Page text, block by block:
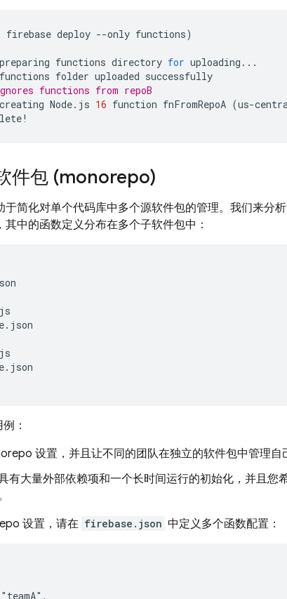
firebase deploy --only functions)
preparing functions directory for uploading ...
functions folder uploaded successfully
functions from repoB
creating Node. js 16 function fnFromRepoA (us-
!
件包 (monorepo)
于简化对单个代码库中多个源软件包的管理。我们来分
中的函数定义分布在多个子软件包中：
：
设置，并且让不同的团队在独立的软件包中管理自
有大量外部依赖项和一个长时间运行的初始化，并且您
设置，请在 firebase.json 中定义多个函数配置：